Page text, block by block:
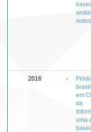
redes
2016 -
em
da
uma